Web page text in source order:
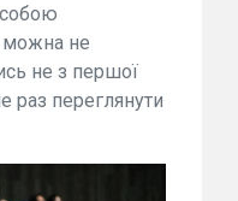
можна не
не з першої
раз переглянути